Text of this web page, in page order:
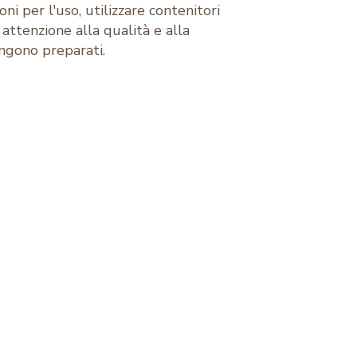
per l'uso, utilizzare contenitori
alla qualità e alla
preparati.